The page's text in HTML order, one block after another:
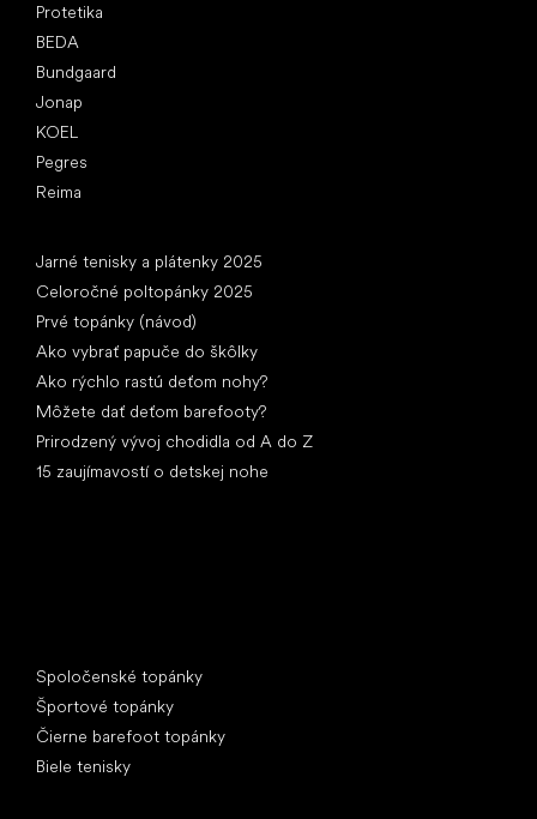
Protetika
BEDA
Bundgaard
Jonap
KOEL
Pegres
Reima
Jarné tenisky a plátenky 2025
Celoročné poltopánky 2025
Prvé topánky (návod)
Ako vybrať papuče do škôlky
Ako rýchlo rastú deťom nohy?
Môžete dať deťom barefooty?
Prirodzený vývoj chodidla od A do Z
15 zaujímavostí o detskej nohe
Spoločenské topánky
Športové topánky
Čierne barefoot topánky
Biele tenisky